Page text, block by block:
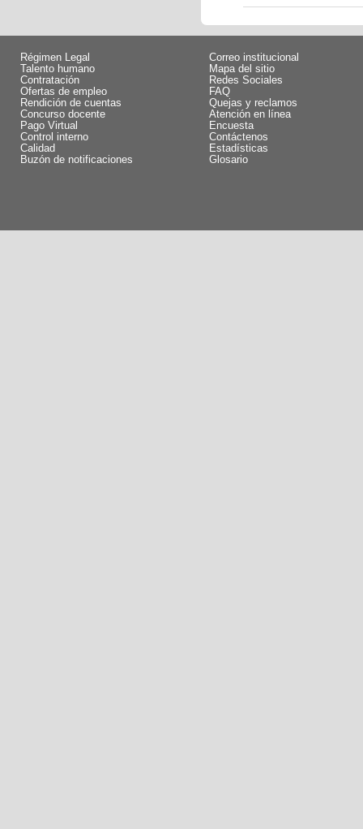
Régimen Legal
Talento humano
Contratación
Ofertas de empleo
Rendición de cuentas
Concurso docente
Pago Virtual
Control interno
Calidad
Buzón de notificaciones
Correo institucional
Mapa del sitio
Redes Sociales
FAQ
Quejas y reclamos
Atención en línea
Encuesta
Contáctenos
Estadísticas
Glosario